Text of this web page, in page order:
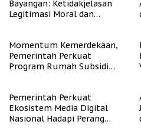
Bayangan: Ketidakjelasan
Legitimasi Moral dan
Momentum Kemerdekaan,
Pemerintah Perkuat
Program Rumah Subsidi
Pemerintah Perkuat
Ekosistem Media Digital
Nasional Hadapi Perang